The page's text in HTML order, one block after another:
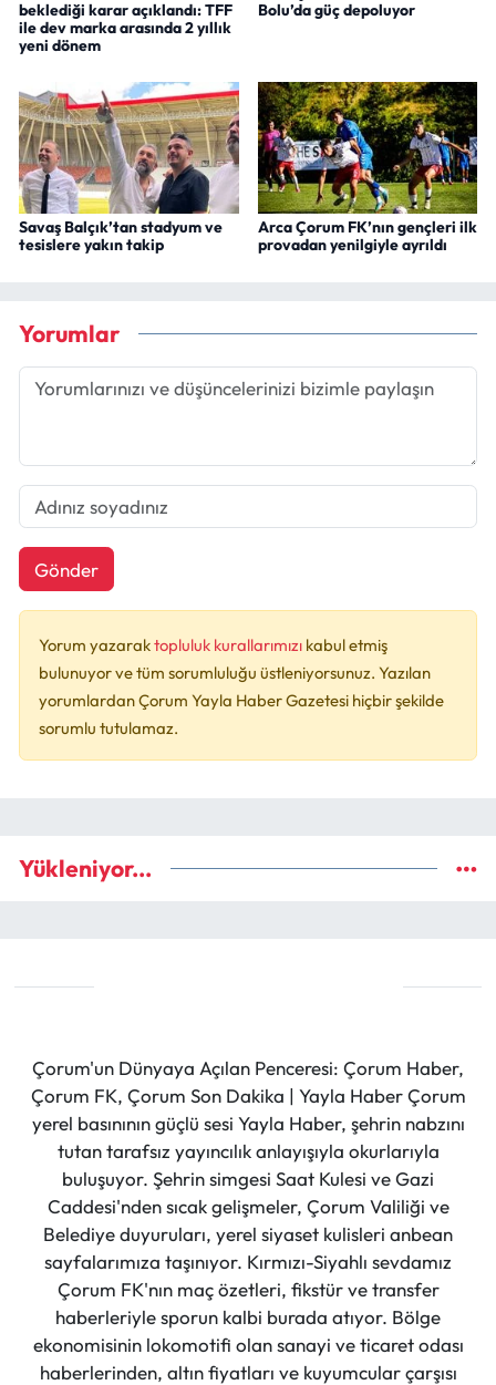
beklediği karar açıklandı: TFF
ile dev marka arasında 2 yıllık
yeni dönem
Bolu’da güç depoluyor
Savaş Balçık’tan stadyum ve
tesislere yakın takip
Arca Çorum FK’nın gençleri ilk
provadan yenilgiyle ayrıldı
Yorumlar
Gönder
Yorum yazaraktopluluk kurallarımızı kabul etmiş
bulunuyor ve tüm sorumluluğu üstleniyorsunuz. Yazılan
yorumlardan Çorum Yayla Haber Gazetesi hiçbir şekilde
sorumlu tutulamaz.
Yükleniyor...
Çorum'un Dünyaya Açılan Penceresi: Çorum Haber,
Çorum FK, Çorum Son Dakika | Yayla Haber Çorum
yerel basınının güçlü sesi Yayla Haber, şehrin nabzını
tutan tarafsız yayıncılık anlayışıyla okurlarıyla
buluşuyor. Şehrin simgesi Saat Kulesi ve Gazi
Caddesi'nden sıcak gelişmeler, Çorum Valiliği ve
Belediye duyuruları, yerel siyaset kulisleri anbean
sayfalarımıza taşınıyor. Kırmızı-Siyahlı sevdamız
Çorum FK'nın maç özetleri, fikstür ve transfer
haberleriyle sporun kalbi burada atıyor. Bölge
ekonomisinin lokomotifi olan sanayi ve ticaret odası
haberlerinden, altın fiyatları ve kuyumcular çarşısı